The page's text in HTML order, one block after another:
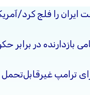
ایران را فلج کرد/
بازدارنده در برابر
ترامپ غیرقابل‌تحمل